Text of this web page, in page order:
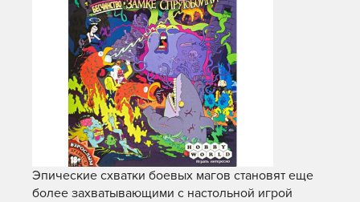
Эпические схватки боевых магов становят еще
более захватывающими с настольной игрой